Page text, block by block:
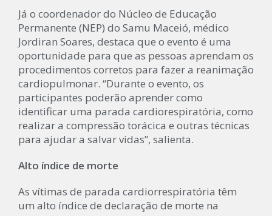
Já o coordenador do Núcleo de Educação
Permanente (NEP) do Samu Maceió, médico
Jordiran Soares, destaca que o evento é uma
oportunidade para que as pessoas aprendam os
procedimentos corretos para fazer a reanimação
cardiopulmonar. “Durante o evento, os
participantes poderão aprender como
identificar uma parada cardiorespiratória, como
realizar a compressão torácica e outras técnicas
para ajudar a salvar vidas”, salienta.
Alto índice de morte
As vítimas de parada cardiorrespiratória têm
um alto índice de declaração de morte na